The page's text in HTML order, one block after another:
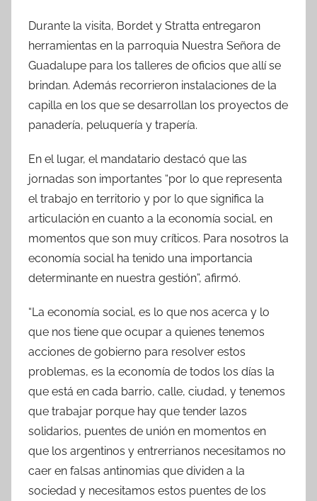
Durante la visita, Bordet y Stratta entregaron
herramientas en la parroquia Nuestra Señora de
Guadalupe para los talleres de oficios que allí se
brindan. Además recorrieron instalaciones de la
capilla en los que se desarrollan los proyectos de
panadería, peluquería y trapería.
En el lugar, el mandatario destacó que las
jornadas son importantes “por lo que representa
el trabajo en territorio y por lo que significa la
articulación en cuanto a la economía social, en
momentos que son muy críticos. Para nosotros la
economía social ha tenido una importancia
determinante en nuestra gestión”, afirmó.
“La economía social, es lo que nos acerca y lo
que nos tiene que ocupar a quienes tenemos
acciones de gobierno para resolver estos
problemas, es la economía de todos los días la
que está en cada barrio, calle, ciudad, y tenemos
que trabajar porque hay que tender lazos
solidarios, puentes de unión en momentos en
que los argentinos y entrerrianos necesitamos no
caer en falsas antinomias que dividen a la
sociedad y necesitamos estos puentes de los